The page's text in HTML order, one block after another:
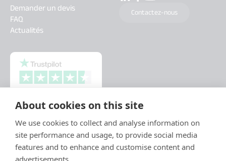
About cookies on this site
We use cookies to collect and analyse information on
site performance and usage, to provide social media
features and to enhance and customise content and
advertisements.
Demander un devis
FAQ
Actualités
Contactez-nous